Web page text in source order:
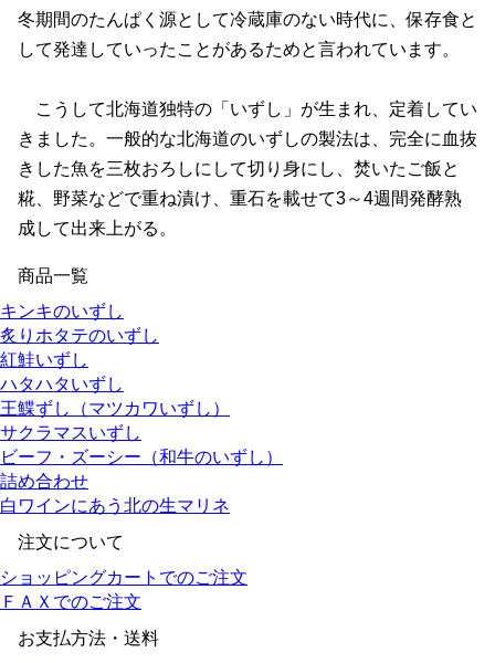
冬期間のたんぱく源として冷蔵庫のない時代に、保存食と
して発達していったことがあるためと言われています。
こうして北海道独特の「いずし」が生まれ、定着してい
きました。一般的な北海道のいずしの製法は、完全に血抜
きした魚を三枚おろしにして切り身にし、焚いたご飯と
糀、野菜などで重ね漬け、重石を載せて3～4週間発酵熟
成して出来上がる。
商品一覧
キンキのいずし
炙りホタテのいずし
紅鮭いずし
ハタハタいずし
王鰈ずし（マツカワいずし）
サクラマスいずし
ビーフ・ズーシー（和牛のいずし）
詰め合わせ
白ワインにあう北の生マリネ
注文について
ショッピングカートでのご注文
ＦＡＸでのご注文
お支払方法・送料